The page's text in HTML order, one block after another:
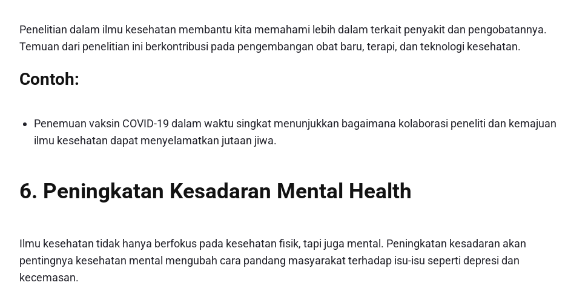
Penelitian dalam ilmu kesehatan membantu kita memahami lebih dalam terkait penyakit dan pengobatannya.
Temuan dari penelitian ini berkontribusi pada pengembangan obat baru, terapi, dan teknologi kesehatan.
Contoh:
Penemuan vaksin COVID-19 dalam waktu singkat menunjukkan bagaimana kolaborasi peneliti dan kemajuan
ilmu kesehatan dapat menyelamatkan jutaan jiwa.
6. Peningkatan Kesadaran Mental Health
Ilmu kesehatan tidak hanya berfokus pada kesehatan fisik, tapi juga mental. Peningkatan kesadaran akan
pentingnya kesehatan mental mengubah cara pandang masyarakat terhadap isu-isu seperti depresi dan
kecemasan.